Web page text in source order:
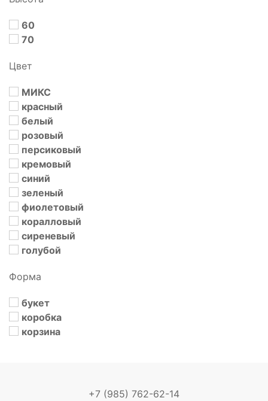
60
70
Цвет
МИКС
красный
белый
розовый
персиковый
кремовый
синий
зеленый
фиолетовый
коралловый
сиреневый
голубой
Форма
букет
коробка
корзина
+7 (985) 762-62-14